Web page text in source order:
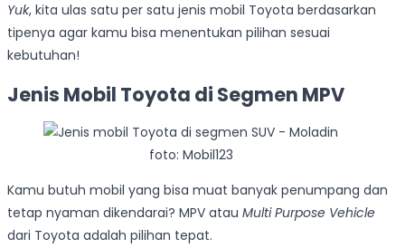
Yuk, kita ulas satu per satu jenis mobil Toyota berdasarkan
tipenya agar kamu bisa menentukan pilihan sesuai
kebutuhan!
Jenis Mobil Toyota di Segmen MPV
foto: Mobil123
Kamu butuh mobil yang bisa muat banyak penumpang dan
tetap nyaman dikendarai? MPV atau Multi Purpose Vehicle
dari Toyota adalah pilihan tepat.